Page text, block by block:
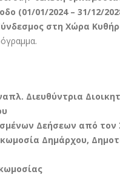
(01/01/2024 – 31/12/
στη Χώρα
Διευθύντρια
Δεήσεων από
Δημάρχου,